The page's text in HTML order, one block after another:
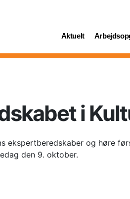
Aktuelt
(current) (current)
i
og høre
den 9. oktober.